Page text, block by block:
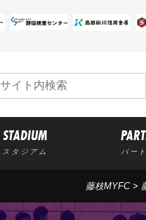
STADIUM
スタジアム パー
藤枝MYFC>